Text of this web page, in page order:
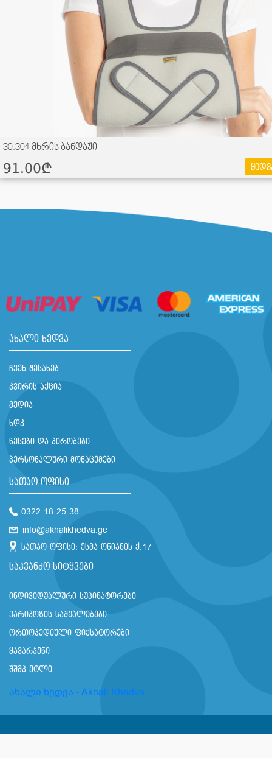
30.304 მხრის ბანდაჟი
91.00¢
ახალი ხედვა
ჩვენ შესახებ
კვირის აქცია
მედია
ხდკ
წესები და პირობები
პერსონალური მონაცემები
სათაო ოფისი
0322 18 25 38
info@akhalikhedva.ge
სათაო ოფისი: ესმა ონიანის ქ.17
საკვანძო სიტყვები
ინდივიდუალური სუპინატორები
ვარიკოზის საშუალებები
ორთოპედიული ფიქსატორები
ყავარჯენი
შშმპ ეტლი
ახალი ხედვა - Akhali Khedva